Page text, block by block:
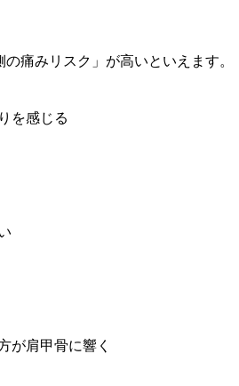
痛みリスク」が高いといえます。
を感じる
が肩甲骨に響く